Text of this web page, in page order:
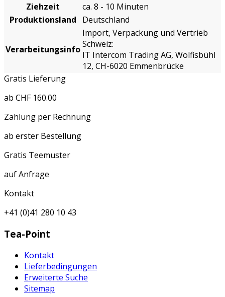
Ziehzeit
ca. 8 - 10 Minuten
Produktionsland
Deutschland
Verarbeitungsinfo
Import, Verpackung und Vertrieb
Schweiz:
IT Intercom Trading AG, Wolfisbühl
12, CH-6020 Emmenbrücke
Gratis Lieferung
ab CHF 160.00
Zahlung per Rechnung
ab erster Bestellung
Gratis Teemuster
auf Anfrage
Kontakt
+41 (0)41 280 10 43
Tea-Point
Kontakt
Lieferbedingungen
Erweiterte Suche
Sitemap